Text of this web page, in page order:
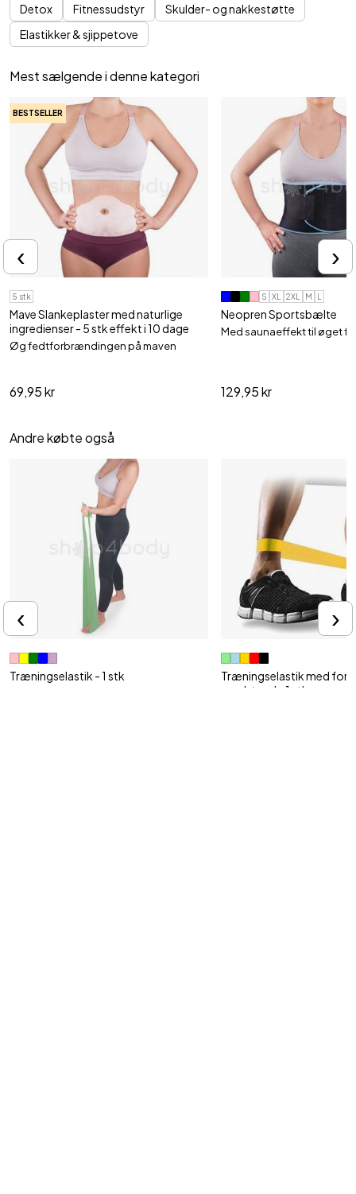
Detox Fitnessudstyr
Skulder- og nakkestøtte
Elastikker & sjippetove
Mest sælgende i denne kategori
BESTSELLER
5 stk
Mave Slankeplaster med naturlige
ingredienser - 5 stk effekt i 10 dage
Øg fedtforbrændingen på maven
69,95 kr
S XL 2XL M
Neopren Sportsbælte
Med saunaeffekt til øget
129,95 kr
‹ ›
Andre købte også
Træningselastik - 1 stk
Træningselastik med
modstand - 1 stk
‹ ›